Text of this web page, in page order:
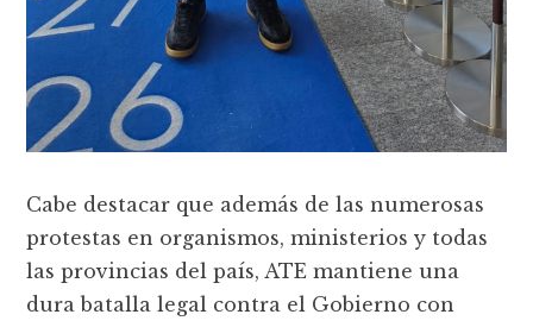
Cabe destacar que además de las numerosas
protestas en organismos, ministerios y todas
las provincias del país, ATE mantiene una
dura batalla legal contra el Gobierno con